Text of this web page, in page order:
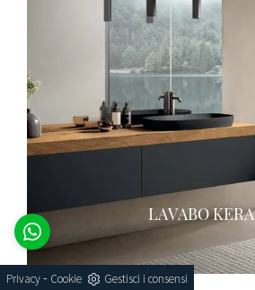
LAVABO KERA
Privacy- Cookie Gestisci i consensi